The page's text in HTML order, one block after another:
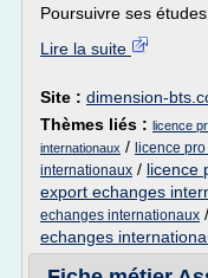
Poursuivre ses études
Lire la suite
Site : dimension-
Thèmes liés : licence
internationaux / licence
internationaux / licence
export echanges
echanges internationaux /
echanges